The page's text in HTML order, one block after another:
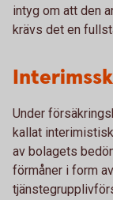
intyg om att den
krävs det en
Under
kallat
av bolagets
förmåner i form